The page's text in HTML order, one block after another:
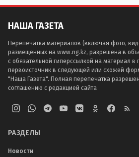
НАША ГАЗЕТА
Перепечатка материалов (включая фото,
размещенных на www.ng.kz, разрешена в
с обязательной гиперссылкой на материал в
первоисточник в следующей или схожей
"Наша Газета". Полная перепечатка
соглашению с редакцией сайта
РАЗДЕЛЫ
Новости